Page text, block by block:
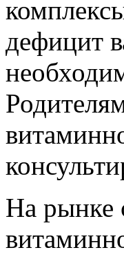
дефицит
На рынке